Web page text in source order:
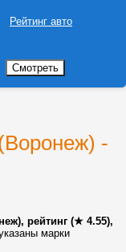
Рейтинг авто
-
рейтинг (★ 4.55),
марки